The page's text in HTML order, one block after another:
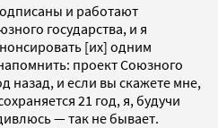
и работают
государства, и я
[их] одним
проект Союзного
назад, и если вы скажете мне,
21 год, я, будучи
— так не бывает.